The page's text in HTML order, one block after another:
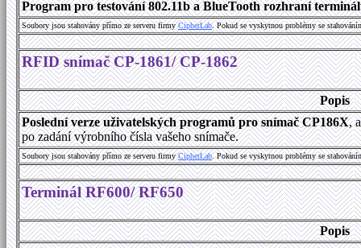
Program pro testování 802.11b a BlueTooth rozhraní
Soubory jsou stahovány přímo ze serveru firmyCipherLab. Pokud se vyskytnou problémy se
RFID snímač CP-1861/ CP-1862
Popis
Poslední verze uživatelských programů pro snímač CP186X,
po zadání výrobního čísla vašeho snímače.
Soubory jsou stahovány přímo ze serveru firmyCipherLab. Pokud se vyskytnou problémy se
Terminál RF600/ RF650
Popis